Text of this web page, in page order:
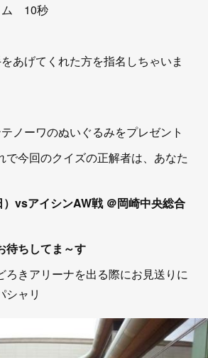
ム 10秒
あげてくれた方を指名しちゃいま
ノーワのぬいぐるみをプレゼント
で今回のクイズの正解者は、あなた
vsアイシンAW戦 ＠岡崎中央総合
待ちしてま～す
ろきアリーナを出る際にお見送りに
シャリ